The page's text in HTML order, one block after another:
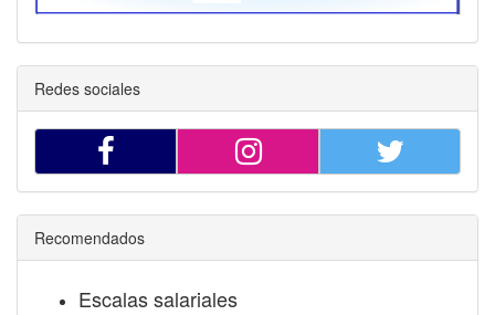
Redes sociales
Recomendados
Escalas salariales